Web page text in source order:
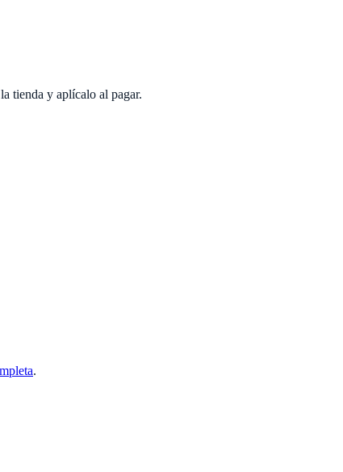
tienda y aplícalo al pagar.
.